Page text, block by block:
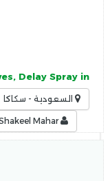
Delay Spray in
السعودية - سكاكا
Shakeel Mahar